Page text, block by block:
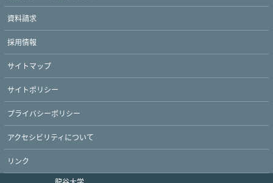
資料請求
採用情報
サイトマップ
サイトポリシー
プライバシーポリシー
アクセシビリティについて
リンク